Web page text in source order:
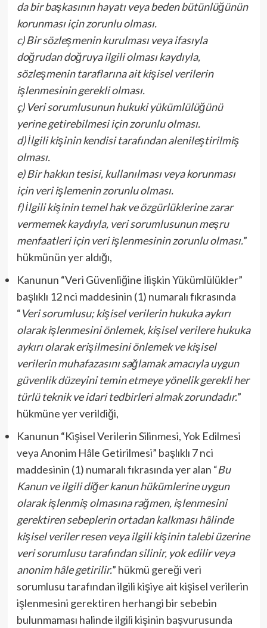
da bir başkasının hayatı veya beden bütünlüğünün
korunması için zorunlu olması.
c) Bir sözleşmenin kurulması veya ifasıyla
doğrudan doğruya ilgili olması kaydıyla,
sözleşmenin taraflarına ait kişisel verilerin
işlenmesinin gerekli olması.
ç) Veri sorumlusunun hukuki yükümlülüğünü
yerine getirebilmesi için zorunlu olması.
d) İlgili kişinin kendisi tarafından alenileştirilmiş
olması.
e) Bir hakkın tesisi, kullanılması veya korunması
için veri işlemenin zorunlu olması.
f) İlgili kişinin temel hak ve özgürlüklerine zarar
vermemek kaydıyla, veri sorumlusunun meşru
menfaatleri için veri işlenmesinin zorunlu olması.”
hükmünün yer aldığı,
Kanunun “Veri Güvenliğine İlişkin Yükümlülükler”
başlıklı 12 nci maddesinin (1) numaralı fıkrasında
“Veri sorumlusu; kişisel verilerin hukuka aykırı
olarak işlenmesini önlemek, kişisel verilere hukuka
aykırı olarak erişilmesini önlemek ve kişisel
verilerin muhafazasını sağlamak amacıyla uygun
güvenlik düzeyini temin etmeye yönelik gerekli her
türlü teknik ve idari tedbirleri almak zorundadır.”
hükmüne yer verildiği,
Kanunun “Kişisel Verilerin Silinmesi, Yok Edilmesi
veya Anonim Hâle Getirilmesi” başlıklı 7 nci
maddesinin (1) numaralı fıkrasında yer alan “Bu
Kanun ve ilgili diğer kanun hükümlerine uygun
olarak işlenmiş olmasına rağmen, işlenmesini
gerektiren sebeplerin ortadan kalkması hâlinde
kişisel veriler resen veya ilgili kişinin talebi üzerine
veri sorumlusu tarafından silinir, yok edilir veya
anonim hâle getirilir.” hükmü gereği veri
sorumlusu tarafından ilgili kişiye ait kişisel verilerin
işlenmesini gerektiren herhangi bir sebebin
bulunmaması halinde ilgili kişinin başvurusunda